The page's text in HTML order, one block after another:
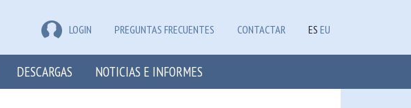
LOGIN PREGUNTAS FRECUENTES CONTACTAR ES EU
DESCARGAS NOTICIAS E INFORMES